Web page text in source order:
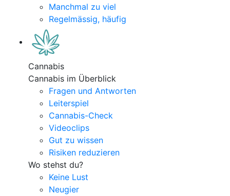
Manchmal zu viel
Regelmässig, häufig
Cannabis
Cannabis im Überblick
Fragen und Antworten
Leiterspiel
Cannabis-Check
Videoclips
Gut zu wissen
Risiken reduzieren
Wo stehst du?
Keine Lust
Neugier